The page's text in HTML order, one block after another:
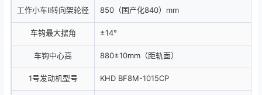
工作小车II转向架轮径 850（国产化840）mm
车钩最大摆角 ±14°
车钩中心高 880±10mm（距轨面）
1号发动机型号 KHD BF8M-1015CP